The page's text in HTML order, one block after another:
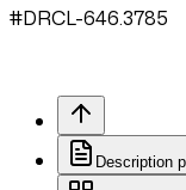
#DRCL-646.3785
Description